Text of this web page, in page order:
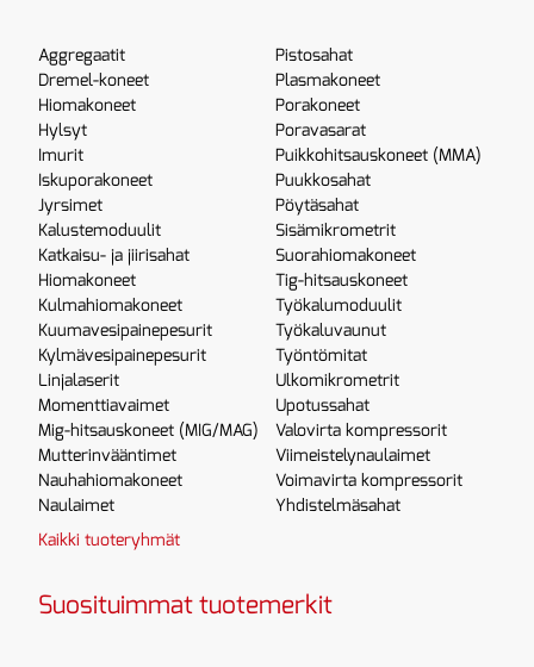
Aggregaatit
Dremel-koneet
Hiomakoneet
Hylsyt
Imurit
Iskuporakoneet
Jyrsimet
Kalustemoduulit
Katkaisu- ja jiirisahat
Hiomakoneet
Kulmahiomakoneet
Kuumavesipainepesurit
Kylmävesipainepesurit
Linjalaserit
Momenttiavaimet
Mig-hitsauskoneet (MIG/MAG)
Mutterinvääntimet
Nauhahiomakoneet
Naulaimet
Pistosahat
Plasmakoneet
Porakoneet
Poravasarat
Puikkohitsauskoneet (MMA)
Puukkosahat
Pöytäsahat
Sisämikrometrit
Suorahiomakoneet
Tig-hitsauskoneet
Työkalumoduulit
Työkaluvaunut
Työntömitat
Ulkomikrometrit
Upotussahat
Valovirta kompressorit
Viimeistelynaulaimet
Voimavirta kompressorit
Yhdistelmäsahat
Kaikki tuoteryhmät
Suosituimmat tuotemerkit